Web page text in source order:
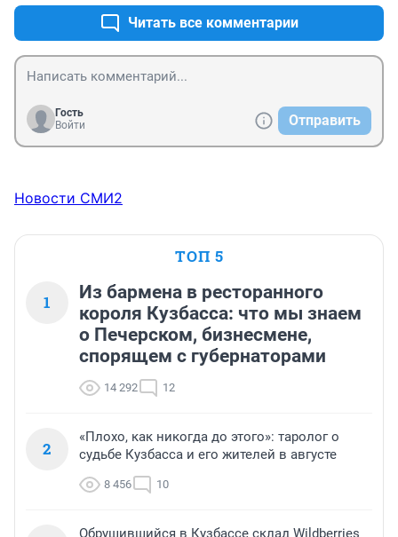
Читать все комментарии
Гость
Войти
Отправить
Новости СМИ2
ТОП 5
1
Из бармена в ресторанного
короля Кузбасса: что мы знаем
о Печерском, бизнесмене,
спорящем с губернаторами
14 292 12
2
«Плохо, как никогда до этого»: таролог о
судьбе Кузбасса и его жителей в августе
8 456 10
Обрушившийся в Кузбассе склад Wildberries